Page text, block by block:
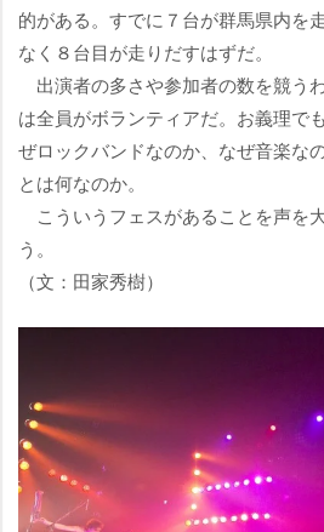
的がある。すでに７台が群馬県内を
なく８台目が走りだすはずだ。
出演者の多さや参加者の数を競う
は全員がボランティアだ。お義理で
ぜロックバンドなのか、なぜ音楽な
とは何なのか。
こういうフェスがあることを声を
う。
（文：田家秀樹）